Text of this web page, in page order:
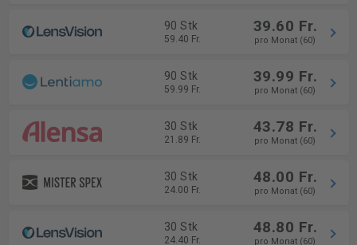
90 Stk
59.40 Fr.
39.60 Fr.
pro Monat (60)
90 Stk
59.99 Fr.
39.99 Fr.
pro Monat (60)
30 Stk
21.89 Fr.
43.78 Fr.
pro Monat (60)
30 Stk
24.00 Fr.
48.00 Fr.
pro Monat (60)
30 Stk
24.40 Fr.
48.80 Fr.
pro Monat (60)